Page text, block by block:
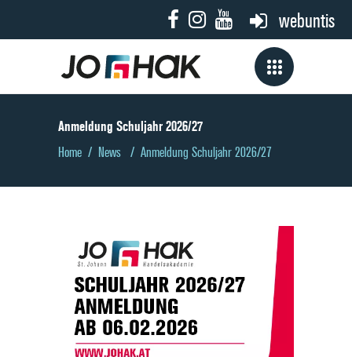
webuntis
Anmeldung Schuljahr 2026/27
Home / News / Anmeldung Schuljahr 2026/27